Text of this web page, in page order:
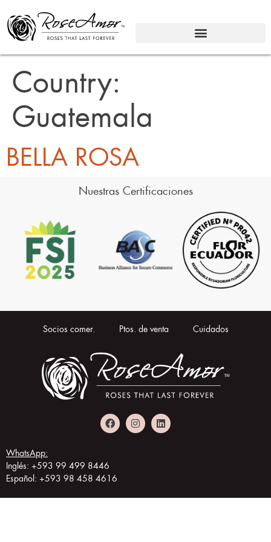
Country:
Guatemala
BELLA ROSA
Nuestras Certificaciones
Socios comer. Ptos. de venta Cuidados
WhatsApp:
Inglés: +593 99 499 8446
Español: +593 98 458 4616